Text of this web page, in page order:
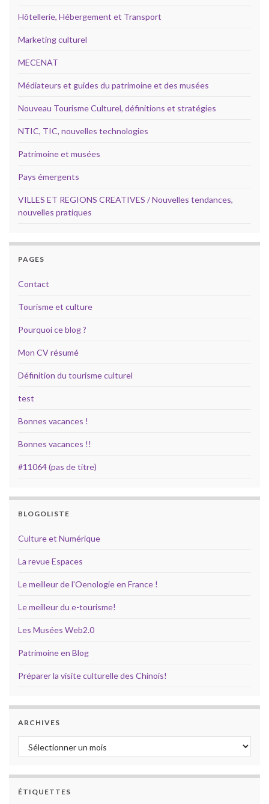
Hôtellerie, Hébergement et Transport
Marketing culturel
MECENAT
Médiateurs et guides du patrimoine et des musées
Nouveau Tourisme Culturel, définitions et stratégies
NTIC, TIC, nouvelles technologies
Patrimoine et musées
Pays émergents
VILLES ET REGIONS CREATIVES / Nouvelles tendances,
nouvelles pratiques
PAGES
Contact
Tourisme et culture
Pourquoi ce blog ?
Mon CV résumé
Définition du tourisme culturel
test
Bonnes vacances !
Bonnes vacances !!
#11064 (pas de titre)
BLOGOLISTE
Culture et Numérique
La revue Espaces
Le meilleur de l'Oenologie en France !
Le meilleur du e-tourisme!
Les Musées Web2.0
Patrimoine en Blog
Préparer la visite culturelle des Chinois!
ARCHIVES
Archives
ÉTIQUETTES